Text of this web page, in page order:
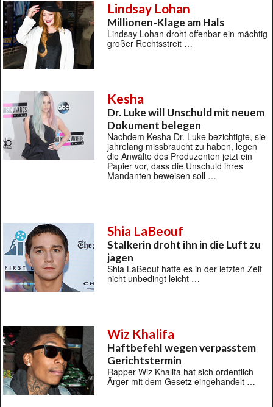
Lindsay Lohan
Millionen-Klage am Hals
Lindsay Lohan droht offenbar ein mächtig
großer Rechtsstreit …
Kesha
Dr. Luke will Unschuld mit neuem
Dokument belegen
Nachdem Kesha Dr. Luke bezichtigte, sie
jahrelang missbraucht zu haben, legen
die Anwälte des Produzenten jetzt ein
Papier vor, dass die Unschuld ihres
Mandanten beweisen soll …
Shia LaBeouf
Stalkerin droht ihn in die Luft zu
jagen
Shia LaBeouf hatte es in der letzten Zeit
nicht unbedingt leicht …
Wiz Khalifa
Haftbefehl wegen verpasstem
Gerichtstermin
Rapper Wiz Khalifa hat sich ordentlich
Ärger mit dem Gesetz eingehandelt …